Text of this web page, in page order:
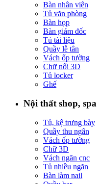
Bàn nhân viên
Tủ văn phòng
Bàn họp
Bàn giám đốc
Tủ tài liệu
Quầy lễ tân
Vách ốp tường
Chữ nổi 3D
Tủ locker
Ghế
Nội thất shop, spa
Tủ, kệ trưng bày
Quầy thu ngân
Vách ốp tường
Chữ 3D
Vách ngăn cnc
Tủ nhiều ngăn
Bàn làm nail